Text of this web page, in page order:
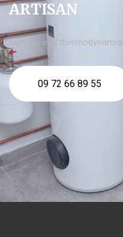
ARTISAN
chauffe eau
09 72 66 89 55